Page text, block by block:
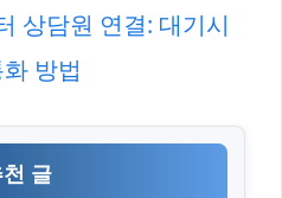
상담원 연결: 대기시
방법
글